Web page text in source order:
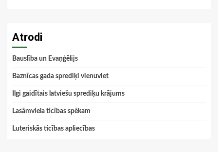
Atrodi
Bauslība un Evaņģēlijs
Baznīcas gada sprediķi vienuviet
Ilgi gaidītais latviešu sprediķu krājums
Lasāmviela ticības spēkam
Luteriskās ticības apliecības